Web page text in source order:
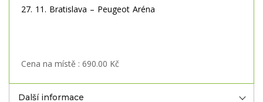
27. 11. Bratislava – Peugeot Aréna
Cena na místě : 690.00 Kč
Další informace